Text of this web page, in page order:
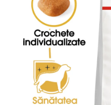
Proteice
Cremoase
Semi-umede
Pernuțe
Îngrijire Câini
Covorașe Igienice Câini
Igienă Câini
Șampoane Câini
Pernuțe
Semi-umede
Proteice
Umede
Îngrijire Pisici
Așternut Igienic Pisici
Igienă Pisici
Antiparazitare Pisici